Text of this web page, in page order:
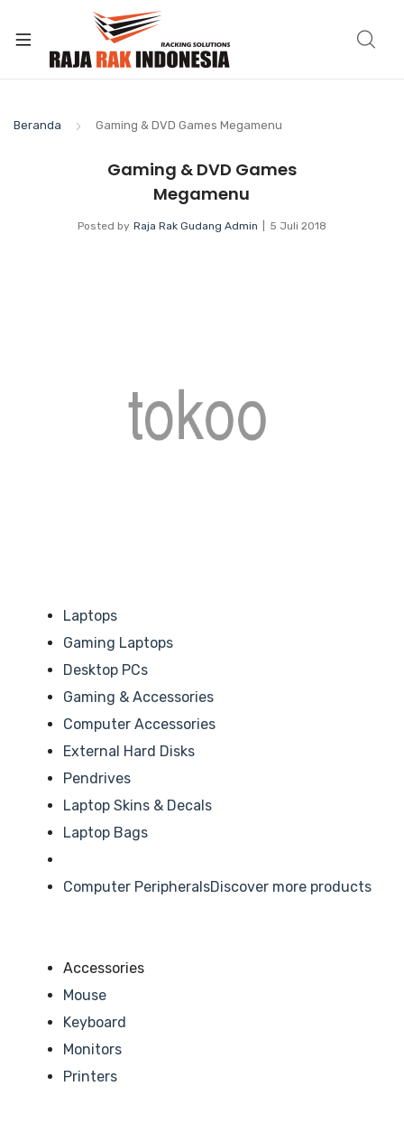
Beranda Gaming & DVD Games Megamenu
Gaming & DVD Games
Megamenu
Posted by Raja Rak Gudang Admin 5 Juli 2018
Laptops
Gaming Laptops
Desktop PCs
Gaming & Accessories
Computer Accessories
External Hard Disks
Pendrives
Laptop Skins & Decals
Laptop Bags
Computer PeripheralsDiscover more products
Accessories
Mouse
Keyboard
Monitors
Printers